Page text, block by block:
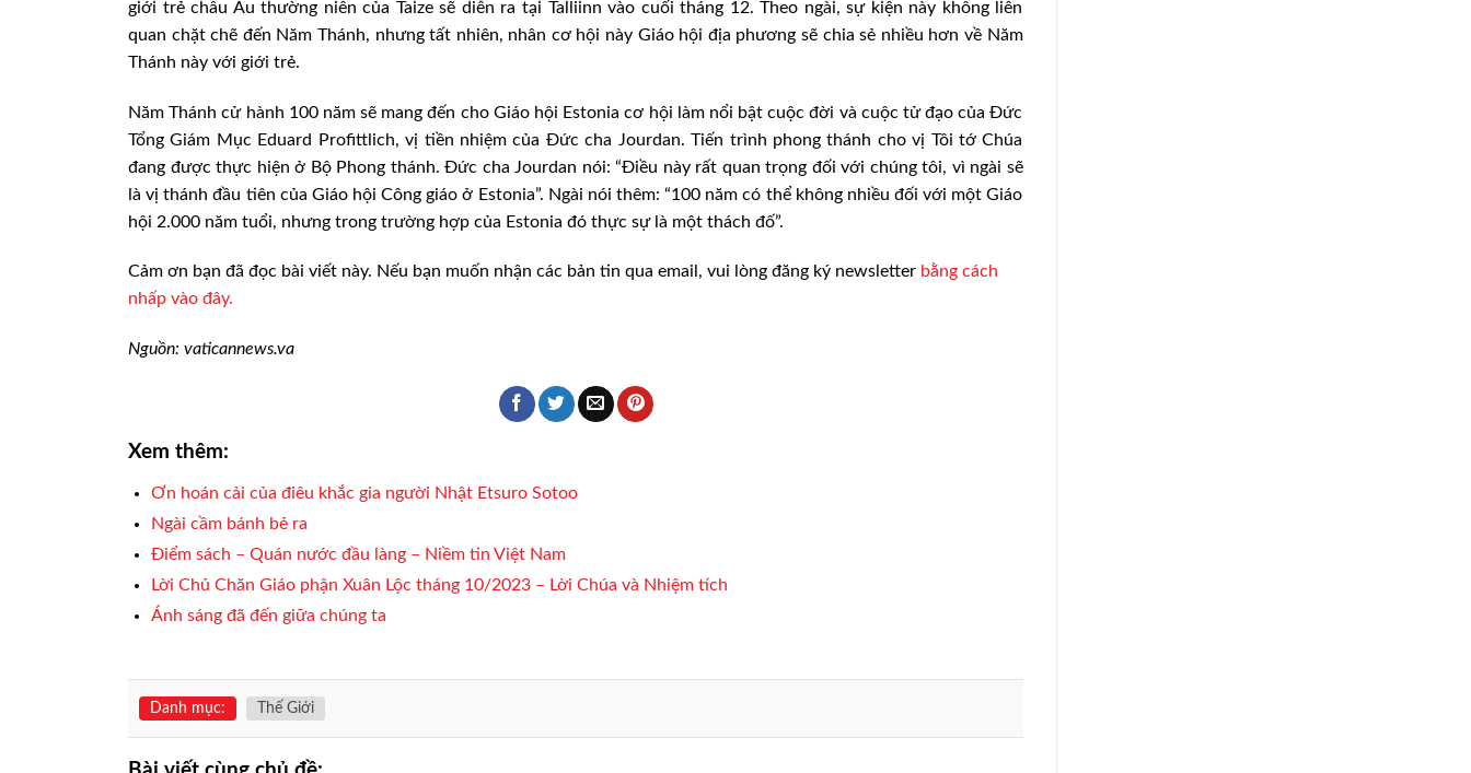
giới trẻ châu Âu thường niên của Taize sẽ diễn ra tại Talliinn vào cuối tháng 12. Theo ngài, sự kiện này không liên
quan chặt chẽ đến Năm Thánh, nhưng tất nhiên, nhân cơ hội này Giáo hội địa phương sẽ chia sẻ nhiều hơn về Năm
Thánh này với giới trẻ.
Năm Thánh cử hành 100 năm sẽ mang đến cho Giáo hội Estonia cơ hội làm nổi bật cuộc đời và cuộc tử đạo của Đức
Tổng Giám Mục Eduard Profittlich, vị tiền nhiệm của Đức cha Jourdan. Tiến trình phong thánh cho vị Tôi tớ Chúa
đang được thực hiện ở Bộ Phong thánh. Đức cha Jourdan nói: “Điều này rất quan trọng đối với chúng tôi, vì ngài sẽ
là vị thánh đầu tiên của Giáo hội Công giáo ở Estonia”. Ngài nói thêm: “100 năm có thể không nhiều đối với một Giáo
hội 2.000 năm tuổi, nhưng trong trường hợp của Estonia đó thực sự là một thách đố”.
Cảm ơn bạn đã đọc bài viết này. Nếu bạn muốn nhận các bản tin qua email, vui lòng đăng ký newsletter bằng cách
nhấp vào đây.
Nguồn: vaticannews.va
Xem thêm:
Ơn hoán cải của điêu khắc gia người Nhật Etsuro Sotoo
Ngài cầm bánh bẻ ra
Điểm sách – Quán nước đầu làng – Niềm tin Việt Nam
Lời Chủ Chăn Giáo phận Xuân Lộc tháng 10/2023 – Lời Chúa và Nhiệm tích
Ánh sáng đã đến giữa chúng ta
Danh mục: Thế Giới